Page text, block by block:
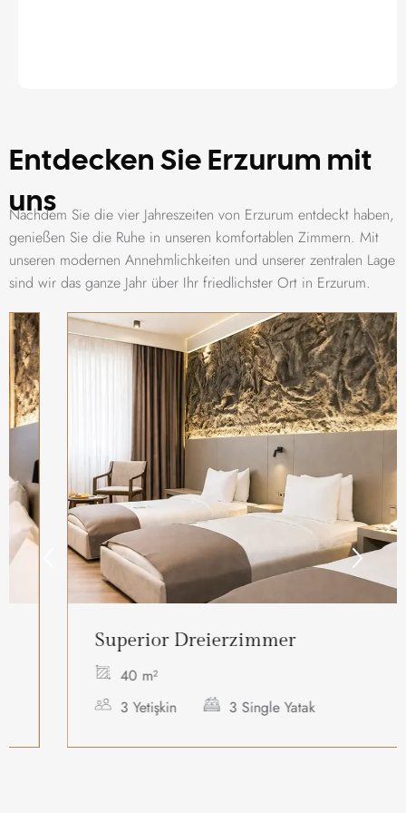
Entdecken Sie Erzurum mit
uns
Nachdem Sie die vier Jahreszeiten von Erzurum entdeckt haben,
genießen Sie die Ruhe in unseren komfortablen Zimmern. Mit
unseren modernen Annehmlichkeiten und unserer zentralen Lage
sind wir das ganze Jahr über Ihr friedlichster Ort in Erzurum.
Superior Dreierzimmer
40 m²
3 Yetişkin
3 Single Yatak